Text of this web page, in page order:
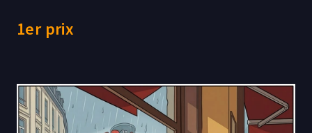
1er prix